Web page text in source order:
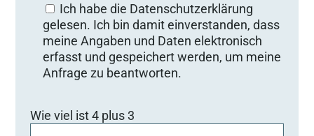
Ich habe die Datenschutzerklärung
gelesen. Ich bin damit einverstanden, dass
meine Angaben und Daten elektronisch
erfasst und gespeichert werden, um meine
Anfrage zu beantworten.
i
Wie viel ist 4 plus 3